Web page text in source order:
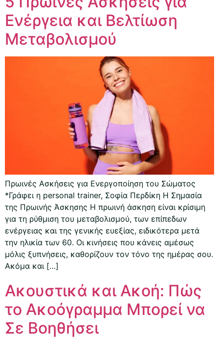
Ενέργεια και Βελτίωση
Μεταβολισμού
Πρωινές Ασκήσεις για Ενεργοποίηση του Σώματος
*Γράφει η personal trainer, Σοφία Περδίκη Η Σημασία
της Πρωινής Άσκησης Η πρωινή άσκηση είναι κρίσιμη
για τη ρύθμιση του μεταβολισμού, των επίπεδων
ενέργειας και της γενικής ευεξίας, ειδικότερα μετά
την ηλικία των 60. Οι κινήσεις που κάνεις αμέσως
μόλις ξυπνήσεις, καθορίζουν τον τόνο της ημέρας σου.
Ακόμα και […]
Ακουστικά και Ακοή: Πώς
το Ακοόγραμμα Μπορεί να
Σε Βοηθήσει